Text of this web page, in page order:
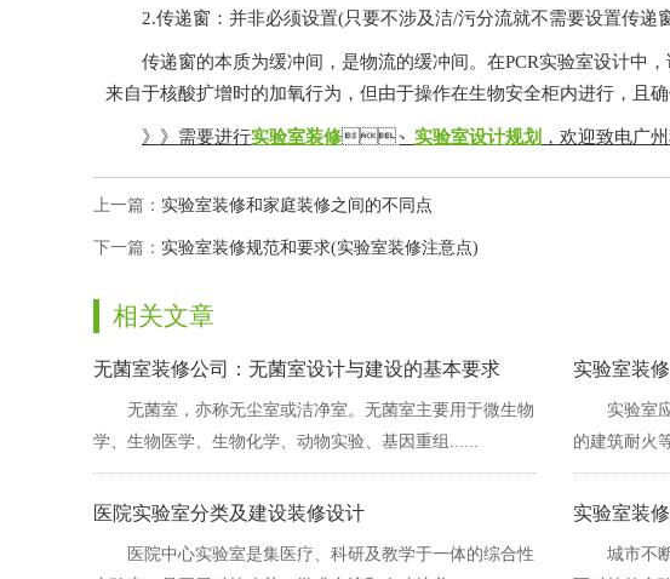
2.传递窗：并非必须设置(只要不涉及洁/污分流就不需要设置传递窗
传递窗的本质为缓冲间，是物流的缓冲间。在PCR实验室设计中
来自于核酸扩增时的加氧行为，但由于操作在生物安全柜内进行，且确保
》》需要进行实验室装修、 实验室设计规划 ，欢迎致电
上一篇： 实验室装修和家庭装修之间的不同点
下一篇： 实验室装修规范和要求(实验室装修注意点)
相关文章
无菌室装修公司：无菌室设计与建设的基本要求
无菌室，亦称无尘室或洁净室。无菌室主要用于微生物
学、生物医学、生物化学、动物实验、基因重组......
实验室装修
实验室
的建筑耐火
医院实验室分类及建设装修设计
医院中心实验室是集医疗、科研及教学于一体的综合性
实验室装
城市不